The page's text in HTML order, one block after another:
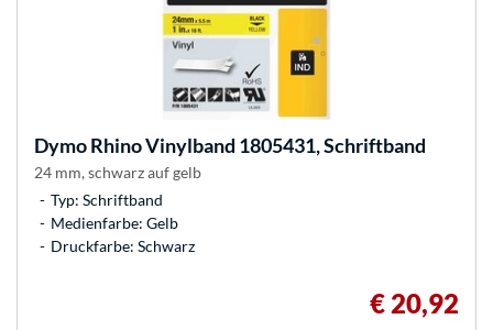
DymoRhino Vinylband 1805431, Schriftband
24 mm, schwarz auf gelb
Typ: Schriftband
Medienfarbe: Gelb
Druckfarbe: Schwarz
€ 20,92